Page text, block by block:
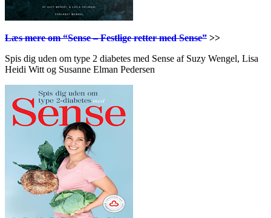
Læs mere om “Sense – Festlige retter med Sense” >>
Spis dig uden om type 2 diabetes med Sense af Suzy Wengel, Lisa
Heidi Witt og Susanne Elman Pedersen